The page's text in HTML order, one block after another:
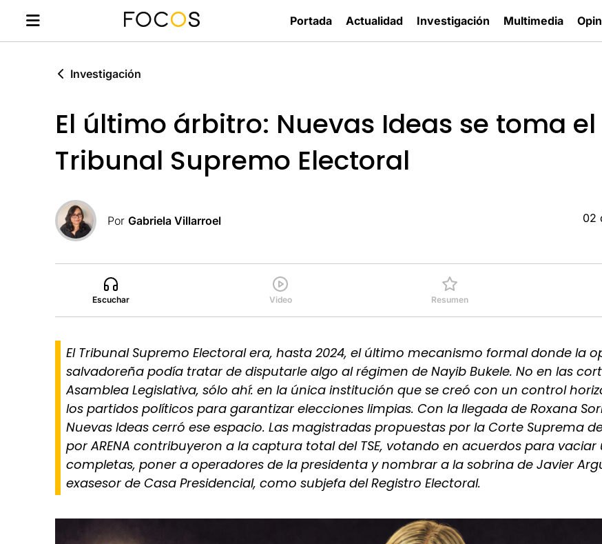
Portada Actualidad Investigación Multimedia
Investigación
El último árbitro: Nuevas Ideas se toma el
Tribunal Supremo Electoral
Por Gabriela Villarroel 02
Escuchar Video Resumen
El Tribunal Supremo Electoral era, hasta 2024, el último mecanismo formal donde la
salvadoreña podía tratar de disputarle algo al régimen de Nayib Bukele. No en las
Asamblea Legislativa, sólo ahí: en la única institución que se creó con un control
los partidos políticos para garantizar elecciones limpias. Con la llegada de Roxana
Nuevas Ideas cerró ese espacio. Las magistradas propuestas por la Corte Suprema
por ARENA contribuyeron a la captura total del TSE, votando en acuerdos para vaciar
completas, poner a operadores de la presidenta y nombrar a la sobrina de Javier
exasesor de Casa Presidencial, como subjefa del Registro Electoral.